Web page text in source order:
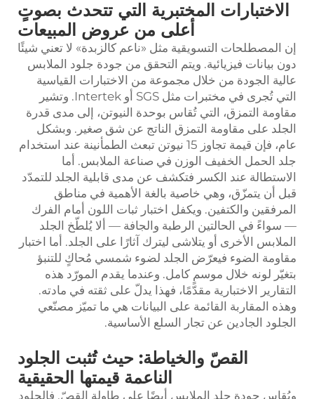
الاختبارات المختبرية التي تتحدث بصوتٍ
أعلى من عروض المبيعات
إن المصطلحات التسويقية مثل «ناعم كالزبدة» لا تعني شيئًا
دون بيانات فيزيائية. ويتم التحقق من جودة جلود الملابس
عالية الجودة من خلال مجموعة من الاختبارات القياسية
التي تُجرى في مختبرات مثل SGS أو Intertek. وتشير
مقاومة التمزق، التي تُقاس بوحدة النيوتن، إلى مدى قدرة
الجلد على مقاومة التمزق الناتج عن شق صغير. وبشكل
عام، فإن قيمة تجاوز 15 نيوتن تبعث الطمأنينة عند استخدام
جلد الحمل الخفيف الوزن في صناعة الملابس. أما
الاستطالة عند الكسر فتكشف عن مدى قابلية الجلد للتمدّد
قبل أن يتمزّق، وهي خاصية بالغة الأهمية في مناطق
المرفقين والكتفين. ويكفل اختبار ثبات اللون أمام الفرك
— سواءً في الحالتين الرطبة والجافة — ألا يُلطّخ الجلد
الملابس الأخرى أو يتلاشى ليترك آثارًا على الجلد. أما اختبار
مقاومة الضوء فيعرّض الجلد لضوء شمسي مُحاكٍ للتنبؤ
بتغيّر لونه خلال موسمٍ كامل. وعندما يقدم المورّد هذه
التقارير الاختبارية مقدّمًا، فهذا يدلّ على ثقته في مادته.
وهذه المقاربة القائمة على البيانات هي ما تميّز مصنّعي
الجلود الجادين عن تجار السلع الأساسية.
القصّ والخياطة: حيث تُثبت الجلود
الناعمة قيمتها الحقيقية
ويُقاس جودة جلد الملابس أيضًا على طاولة القصّ. فالجلود